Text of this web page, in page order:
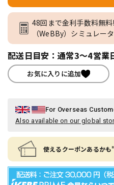
48回まで金利手数料無
（WeBBy）シミュレー
配送日目安：通常3～4営業
お気に入りに追加
For Overseas
Also available on our global
使えるクーポンあるか